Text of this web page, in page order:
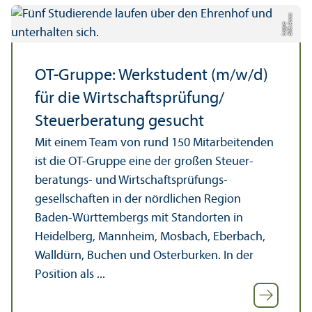
Bil
d:
An
n
a
L
o
g
u
e
OT-Gruppe: Werkstudent (m/w/d)
für die Wirtschafts­prüfung/
Steuer­beratung gesucht
Mit einem Team von rund 150 Mitarbeitenden
ist die OT-Gruppe eine der großen Steuer­
beratungs- und Wirtschafts­prüfungs­
gesellschaften in der nördlichen Region
Baden-Württembergs mit Standorten in
Heidelberg, Mannheim, Mosbach, Eberbach,
Walldürn, Buchen und Osterburken. In der
Position als ...